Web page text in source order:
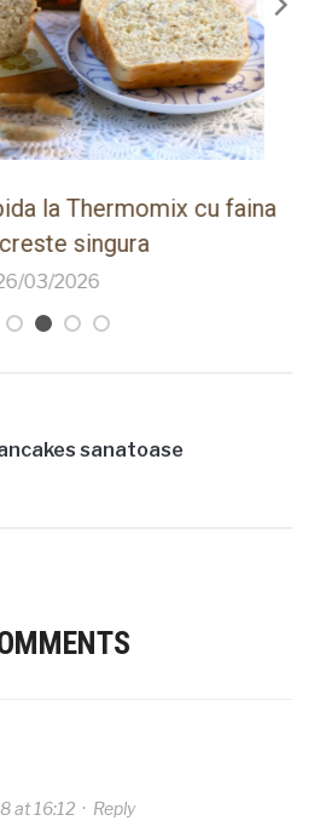
la Thermomix cu faina
singura
03/2026
sanatoase
at 16:12· Reply